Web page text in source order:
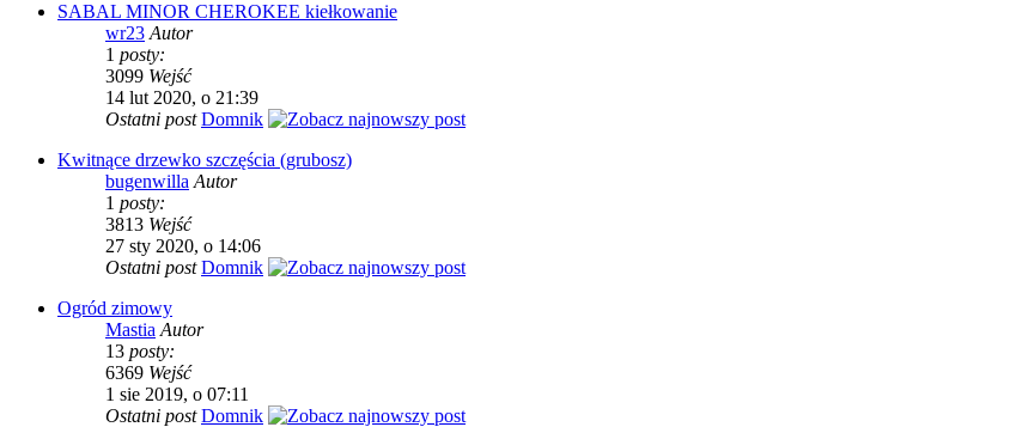
SABAL MINOR CHEROKEE kiełkowanie
wr23 Autor
1 posty:
3099 Wejść
14 lut 2020, o 21:39
Ostatni postDomnik
Kwitnące drzewko szczęścia (grubosz)
bugenwilla Autor
1 posty:
3813 Wejść
27 sty 2020, o 14:06
Ostatni postDomnik
Ogród zimowy
Mastia Autor
13 posty:
6369 Wejść
1 sie 2019, o 07:11
Ostatni postDomnik